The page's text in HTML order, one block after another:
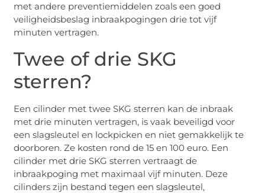
met andere preventiemiddelen zoals een goed
veiligheidsbeslag inbraakpogingen drie tot vijf
minuten vertragen.
Twee of drie SKG
sterren?
Een cilinder met twee SKG sterren kan de inbraak
met drie minuten vertragen, is vaak beveiligd voor
een slagsleutel en lockpicken en niet gemakkelijk te
doorboren. Ze kosten rond de 15 en 100 euro. Een
cilinder met drie SKG sterren vertraagt de
inbraakpoging met maximaal vijf minuten. Deze
cilinders zijn bestand tegen een slagsleutel,